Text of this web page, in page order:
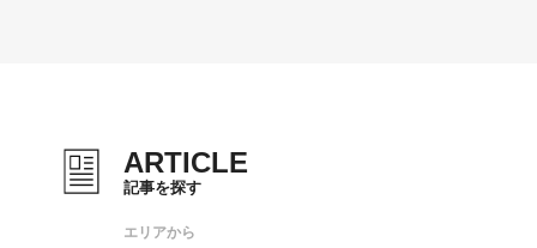
ARTICLE
記事を探す
エリアから